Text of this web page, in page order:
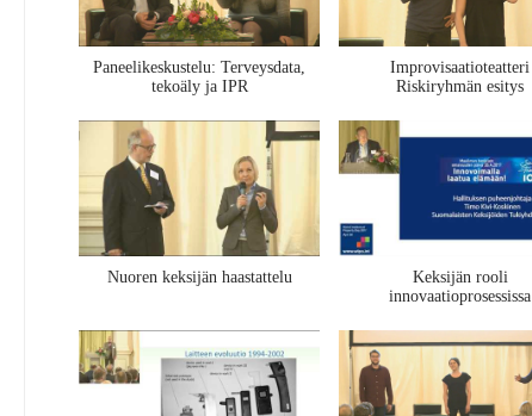
Paneelikeskustelu: Terveysdata,
tekoäly ja IPR
Improvisaatioteatteri
Riskiryhmän esitys
Nuoren keksijän haastattelu
Keksijän rooli
innovaatioprosessissa